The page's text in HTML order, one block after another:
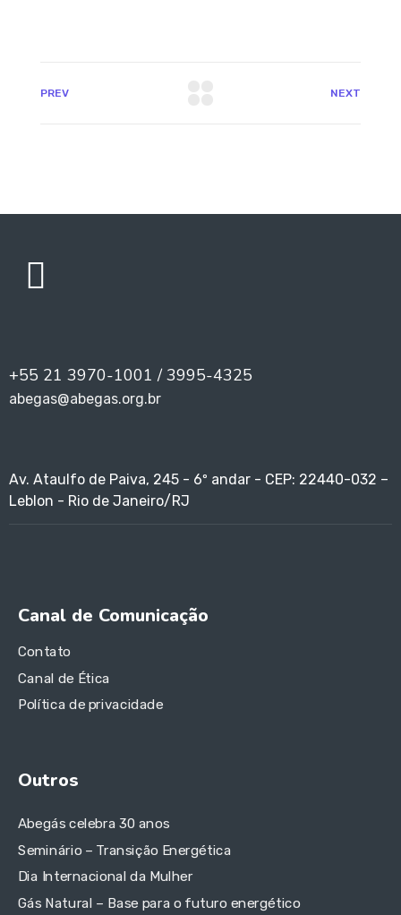
PREV NEXT
+55 21 3970-1001 / 3995-4325
abegas@abegas.org.br
Av. Ataulfo de Paiva, 245 - 6º andar - CEP: 22440-032 –
Leblon - Rio de Janeiro/RJ
Canal de Comunicação
Contato
Canal de Ética
Política de privacidade
Outros
Abegás celebra 30 anos
Seminário – Transição Energética
Dia Internacional da Mulher
Gás Natural – Base para o futuro energético